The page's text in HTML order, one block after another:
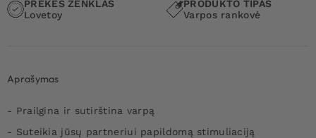
PREKĖS ŽENKLAS
Lovetoy
PRODUKTO TIPAS
Varpos rankovė
Aprašymas
- Prailgina ir sutirština varpą
- Suteikia jūsų partneriui papildomą stimuliaciją